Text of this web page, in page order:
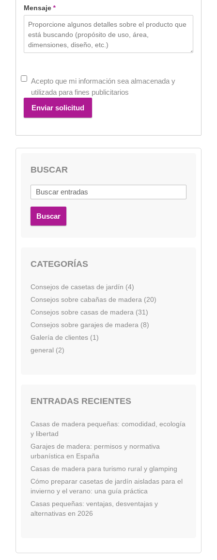
Mensaje*
Acepto que mi información sea almacenada y
utilizada para fines publicitarios
Enviar solicitud
BUSCAR
Buscar
CATEGORÍAS
Consejos de casetas de jardín (4)
Consejos sobre cabañas de madera (20)
Consejos sobre casas de madera (31)
Consejos sobre garajes de madera (8)
Galería de clientes (1)
general (2)
ENTRADAS RECIENTES
Casas de madera pequeñas: comodidad, ecología
y libertad
Garajes de madera: permisos y normativa
urbanística en España
Casas de madera para turismo rural y glamping
Cómo preparar casetas de jardín aisladas para el
invierno y el verano: una guía práctica
Casas pequeñas: ventajas, desventajas y
alternativas en 2026